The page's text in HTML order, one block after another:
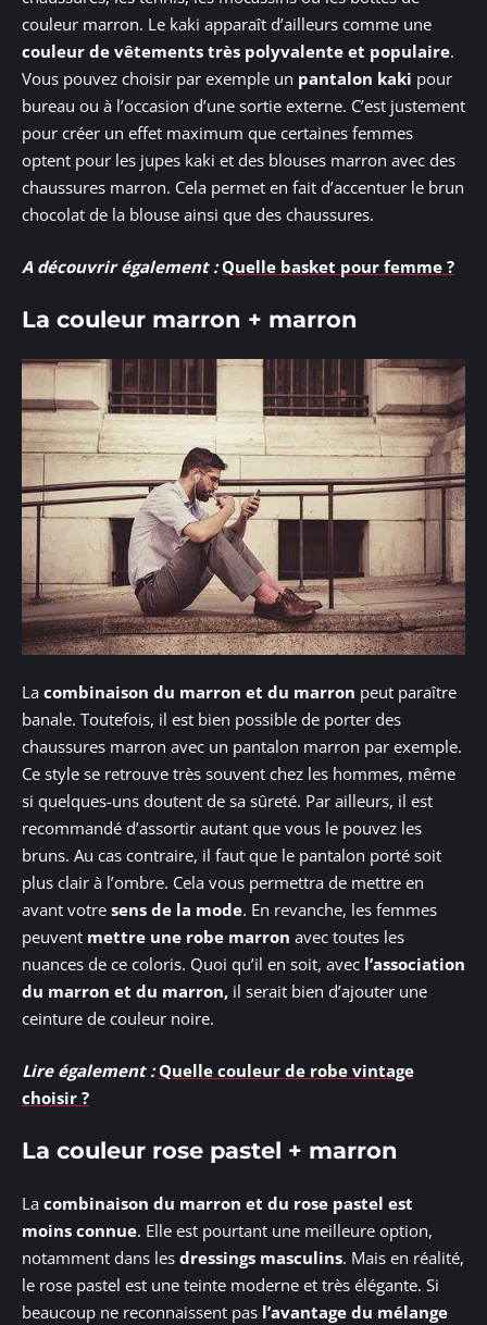
couleur marron. Le kaki apparaît d’ailleurs comme une
couleur de vêtements très polyvalente et populaire.
Vous pouvez choisir par exemple un pantalon kaki pour
bureau ou à l’occasion d’une sortie externe. C’est justement
pour créer un effet maximum que certaines femmes
optent pour les jupes kaki et des blouses marron avec des
chaussures marron. Cela permet en fait d’accentuer le brun
chocolat de la blouse ainsi que des chaussures.
A découvrir également : Quelle basket pour femme ?
La couleur marron + marron
La combinaison du marron et du marron peut paraître
banale. Toutefois, il est bien possible de porter des
chaussures marron avec un pantalon marron par exemple.
Ce style se retrouve très souvent chez les hommes, même
si quelques-uns doutent de sa sûreté. Par ailleurs, il est
recommandé d’assortir autant que vous le pouvez les
bruns. Au cas contraire, il faut que le pantalon porté soit
plus clair à l’ombre. Cela vous permettra de mettre en
avant votre sens de la mode. En revanche, les femmes
peuvent mettre une robe marron avec toutes les
nuances de ce coloris. Quoi qu’il en soit, avec l’association
du marron et du marron, il serait bien d’ajouter une
ceinture de couleur noire.
Lire également : Quelle couleur de robe vintage
choisir ?
La couleur rose pastel + marron
La combinaison du marron et du rose pastel est
moins connue. Elle est pourtant une meilleure option,
notamment dans les dressings masculins. Mais en réalité,
le rose pastel est une teinte moderne et très élégante. Si
beaucoup ne reconnaissent pas l’avantage du mélange